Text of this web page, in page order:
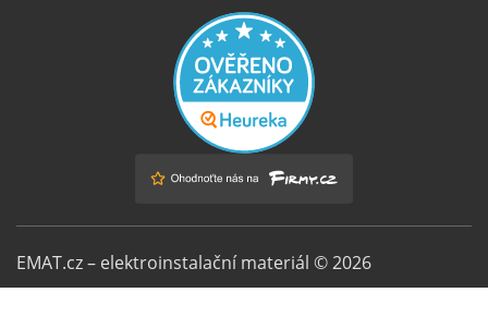
EMAT.cz – elektroinstalační materiál © 2026